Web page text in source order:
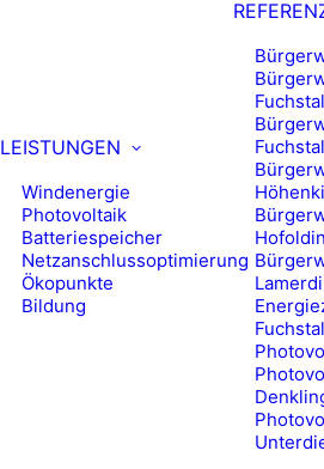
LEISTUNGEN
Windenergie
Photovoltaik
Batteriespeicher
Netzanschlussoptimierung
Ökopunkte
Bildung
Fuchstal
Fuchstal